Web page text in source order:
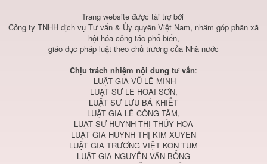
Trang website được tài trợ bởi
Công ty TNHH dịch vụ Tư vấn & Ủy quyền Việt Nam, nhằm góp phần xã
hội hóa công tác phổ biến,
giáo dục pháp luật theo chủ trương của Nhà nước
Chịu trách nhiệm nội dung tư vấn:
LUẬT GIA VŨ LÊ MINH
LUẬT SƯ LÊ HOÀI SƠN,
LUẬT SƯ LƯU BÁ KHIẾT
LUẬT GIA LÊ CÔNG TÂM,
LUẬT SƯ HUỲNH THỊ THÚY HOA
LUẬT GIA HUỲNH THỊ KIM XUYÊN
LUẬT GIA TRƯƠNG VIỆT KON TUM
LUẬT GIA NGUYỄN VĂN BỔNG